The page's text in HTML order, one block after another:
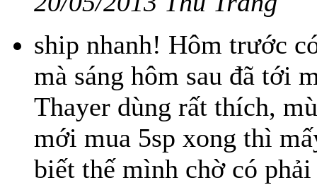
ship nhanh! Hôm trước
mà sáng hôm sau đã tới
Thayer dùng rất thích,
mới mua 5sp xong thì
biết thế mình chờ có